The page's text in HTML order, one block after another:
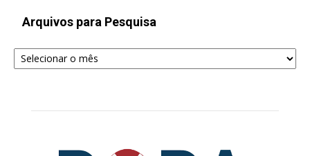
Arquivos para Pesquisa
Arquivos
para